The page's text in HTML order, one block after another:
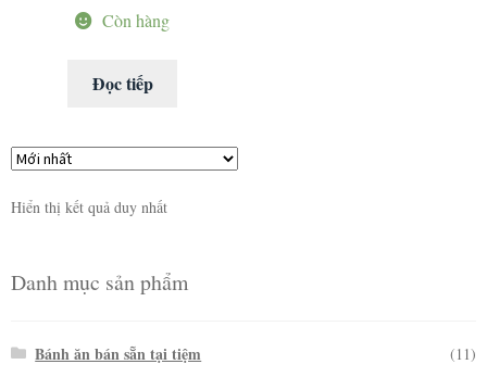
Còn hàng
Đọc tiếp
Hiển thị kết quả duy nhất
Danh mục sản phẩm
Bánh ăn bán sẵn tại tiệm (11)